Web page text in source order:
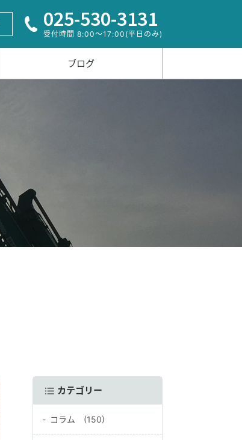
025-530-3131
受付時間 8:00〜17:00(平日のみ)
ブログ
カテゴリー
コラム (150)